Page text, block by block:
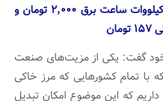
قیمت تمام شده هر کیلووات ساعت برق ۲,۰۰۰ تومان و
گفت: یکی از مزیت‌های صنعت
با تمام کشورهایی که مرز خاکی
داریم که این موضوع امکان تبدیل